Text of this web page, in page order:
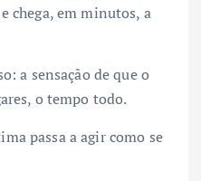
chega, em minutos, a
a sensação de que o
o tempo todo.
passa a agir como se